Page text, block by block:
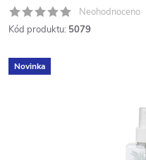
Neohodnoceno
Kód produktu: 5079
Novinka